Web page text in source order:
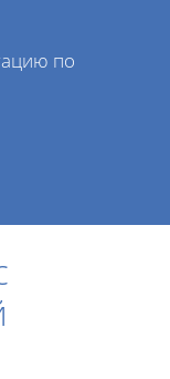
по